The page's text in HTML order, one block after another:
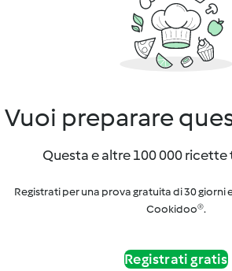
Vuoi preparare
Questa e altre 100 000
Registrati per una prova gratuita di 30
Cookidoo®.
Registrati gratis